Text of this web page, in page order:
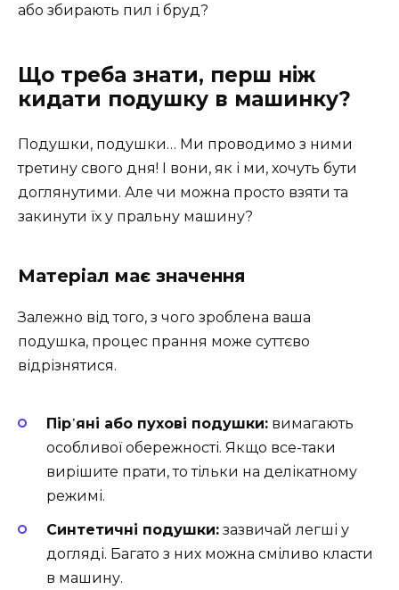
або збирають пил і бруд?
Що треба знати, перш ніж
кидати подушку в машинку?
Подушки, подушки… Ми проводимо з ними
третину свого дня! І вони, як і ми, хочуть бути
доглянутими. Але чи можна просто взяти та
закинути їх у пральну машину?
Матеріал має значення
Залежно від того, з чого зроблена ваша
подушка, процес прання може суттєво
відрізнятися.
Пір᾿яні або пухові подушки: вимагають
особливої обережності. Якщо все-таки
вирішите прати, то тільки на делікатному
режимі.
Синтетичні подушки: зазвичай легші у
догляді. Багато з них можна сміливо класти
в машину.